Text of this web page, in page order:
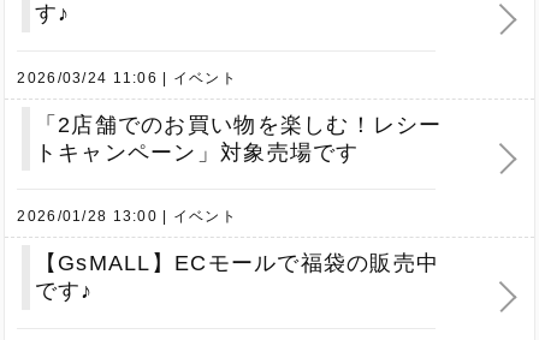
す♪
2026/03/24 11:06 イベント
「2店舗でのお買い物を楽しむ！レシー
トキャンペーン」対象売場です
2026/01/28 13:00 イベント
【GsMALL】ECモールで福袋の販売中
です♪